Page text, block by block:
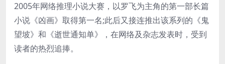
2005年网络推理小说大赛，以罗飞为主角的第一部长篇
小说《凶画》取得第一名;此后又接连推出该系列的《鬼
望坡》和《逝世通知单》，在网络及杂志发表时，受到
读者的热烈追捧。